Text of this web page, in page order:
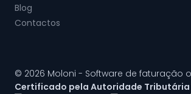
Blog
Contactos
© 2026 Moloni - Software de faturação
Certificado pela Autoridade Tributária